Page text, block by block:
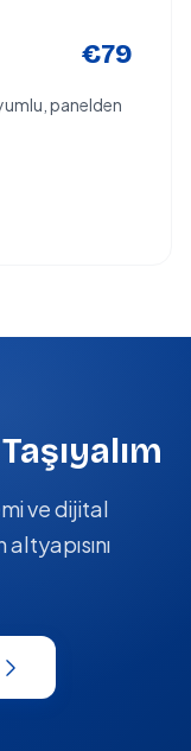
€79
panelden
ve dijital